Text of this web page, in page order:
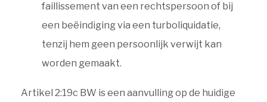
faillissement van een rechtspersoon of bij
een beëindiging via een turboliquidatie,
tenzij hem geen persoonlijk verwijt kan
worden gemaakt.
Artikel 2:19c BW is een aanvulling op de huidige